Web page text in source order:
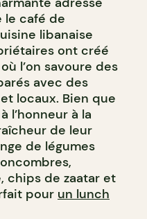
le café de
libanaise
ont créé
l’on savoure des
avec des
locaux. Bien que
l’honneur à la
de leur
de légumes
chips de zaatar et
pour un lunch